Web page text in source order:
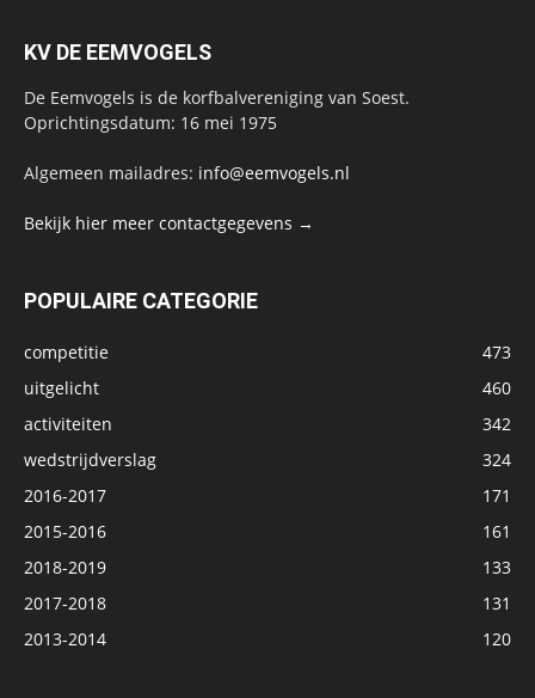
KV DE EEMVOGELS
De Eemvogels is de korfbalvereniging van Soest.
Oprichtingsdatum: 16 mei 1975
Algemeen mailadres: info@eemvogels.nl
Bekijk hier meer contactgegevens →
POPULAIRE CATEGORIE
competitie
473
uitgelicht
460
activiteiten
342
wedstrijdverslag
324
2016-2017
171
2015-2016
161
2018-2019
133
2017-2018
131
2013-2014
120